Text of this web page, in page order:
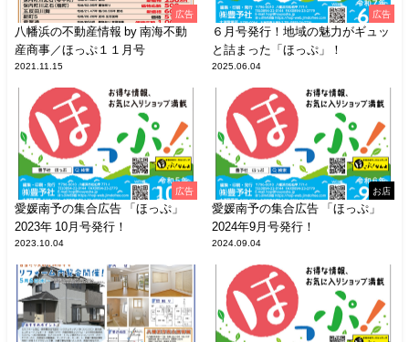
広告
八幡浜の不動産情報 by 南海不動
産商事／ほっぷ１１月号
2021.11.15
広告
６月号発行！地域の魅力がギュッ
と詰まった「ほっぷ」！
2025.06.04
広告
愛媛南予の集合広告 「ほっぷ」
2023年 10月号発行！
2023.10.04
お店
愛媛南予の集合広告 「ほっぷ」
2024年9月号発行！
2024.09.04